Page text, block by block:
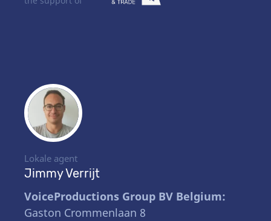
Lokale agent
Jimmy Verrijt
VoiceProductions Group BV Belgium:
Gaston Crommenlaan 8